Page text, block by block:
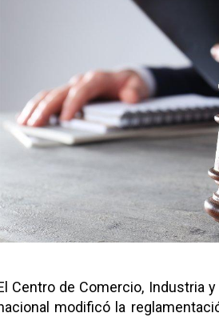
Centro de Comercio, Industria
modificó la